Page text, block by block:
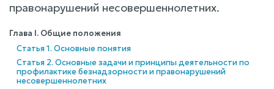
правонарушений несовершеннолетних.
Глава I. Общие положения
Статья 1. Основные понятия
Статья 2. Основные задачи и принципы деятельности по
профилактике безнадзорности и правонарушений
несовершеннолетних